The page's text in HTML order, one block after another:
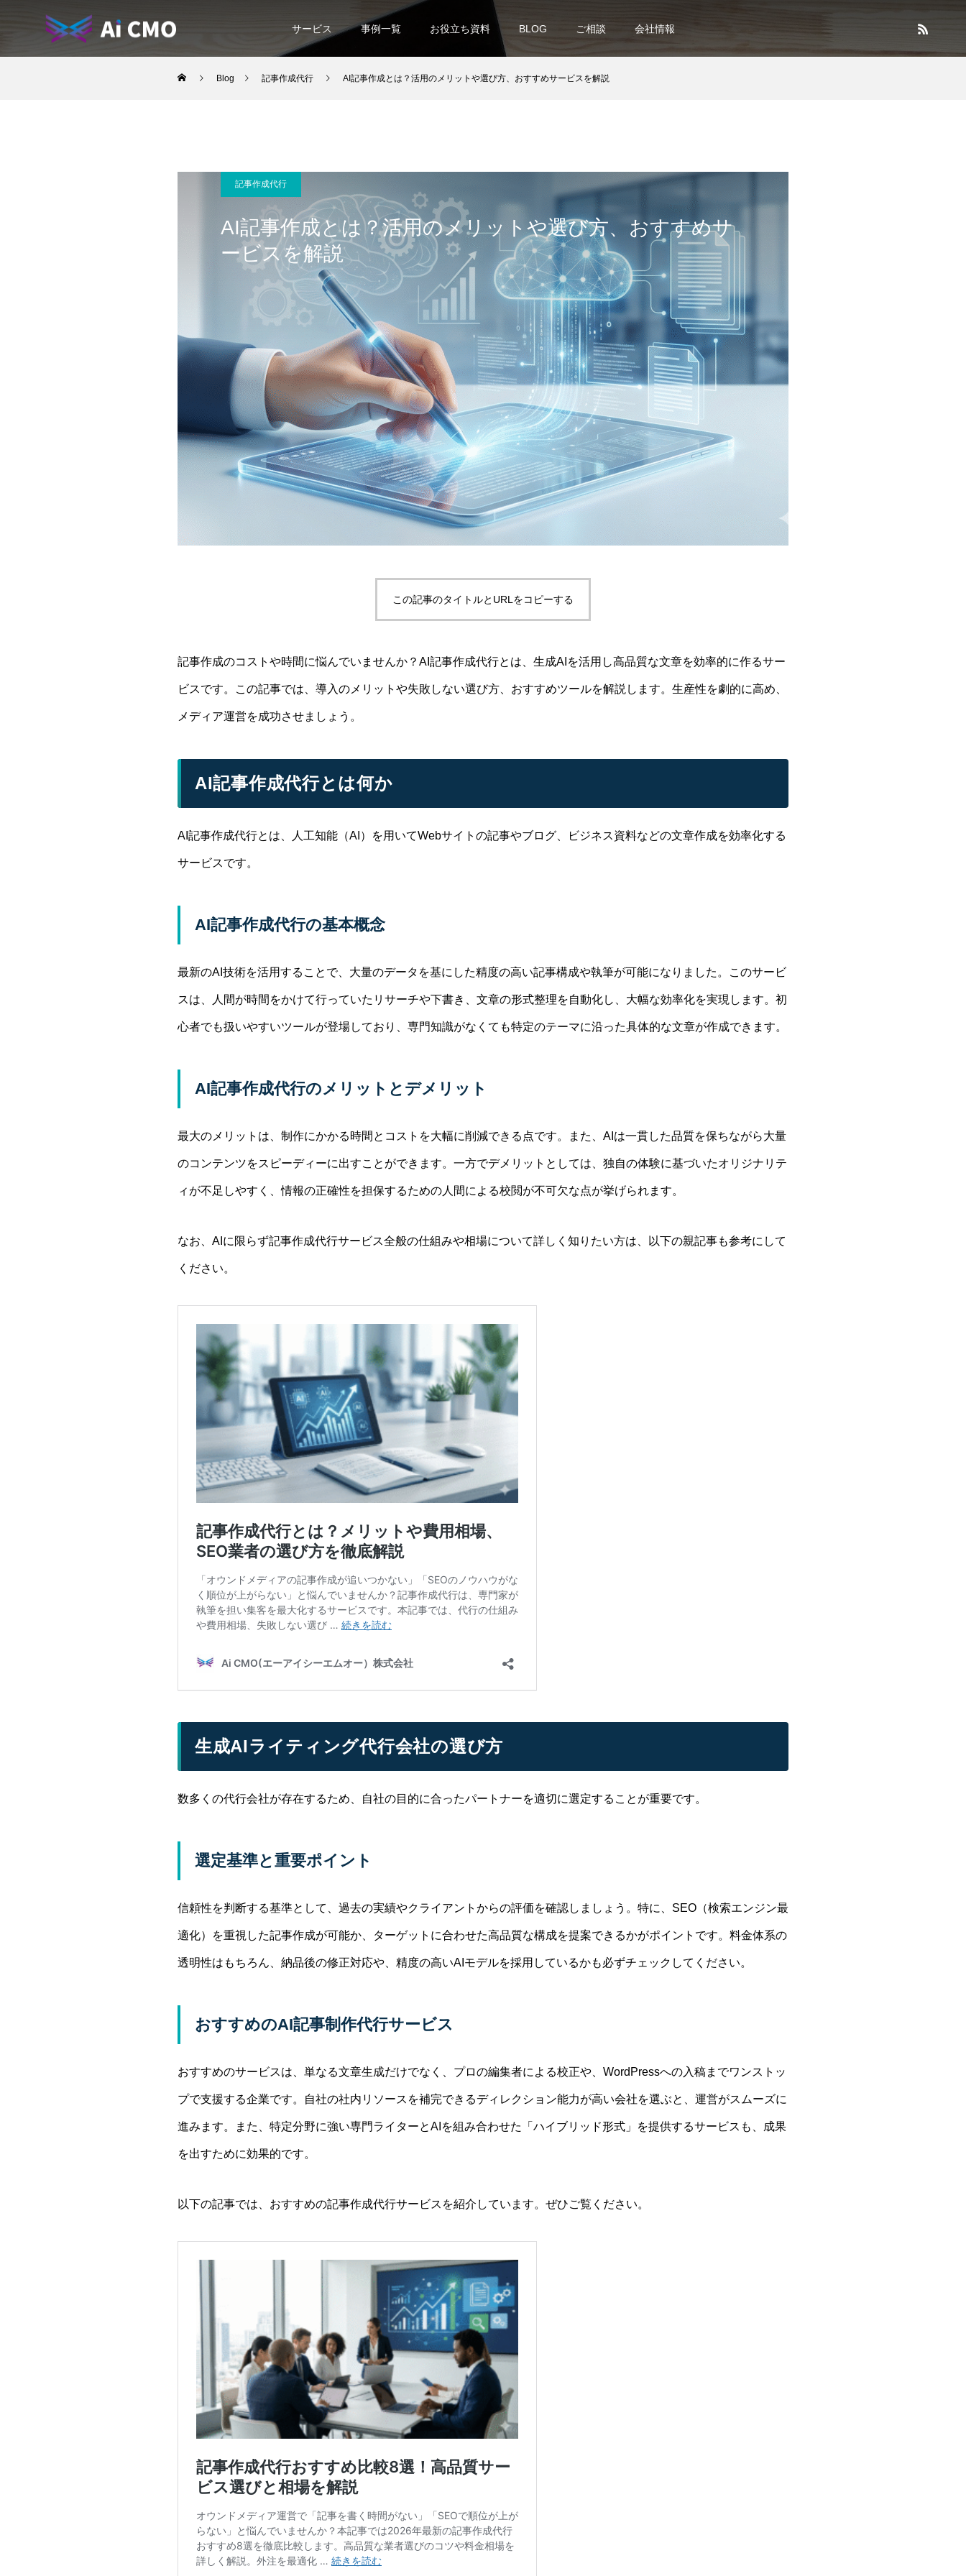
サービス 事例一覧 お役立ち資料 BLOG ご相談 会社情報
Blog 記事作成代行 AI記事作成とは？活用のメリットや選び方、おすすめサービスを解説
記事作成代行
AI記事作成とは？活用のメリットや選び方、おすすめサ
ービスを解説
この記事のタイトルとURLをコピーする
記事作成のコストや時間に悩んでいませんか？AI記事作成代行とは、生成AIを活用し高品質な文章を効率的に作るサー
ビスです。この記事では、導入のメリットや失敗しない選び方、おすすめツールを解説します。生産性を劇的に高め、
メディア運営を成功させましょう。
AI記事作成代行とは何か
AI記事作成代行とは、人工知能（AI）を用いてWebサイトの記事やブログ、ビジネス資料などの文章作成を効率化する
サービスです。
AI記事作成代行の基本概念
最新のAI技術を活用することで、大量のデータを基にした精度の高い記事構成や執筆が可能になりました。このサービ
スは、人間が時間をかけて行っていたリサーチや下書き、文章の形式整理を自動化し、大幅な効率化を実現します。初
心者でも扱いやすいツールが登場しており、専門知識がなくても特定のテーマに沿った具体的な文章が作成できます。
AI記事作成代行のメリットとデメリット
最大のメリットは、制作にかかる時間とコストを大幅に削減できる点です。また、AIは一貫した品質を保ちながら大量
のコンテンツをスピーディーに出すことができます。一方でデメリットとしては、独自の体験に基づいたオリジナリテ
ィが不足しやすく、情報の正確性を担保するための人間による校閲が不可欠な点が挙げられます。
なお、AIに限らず記事作成代行サービス全般の仕組みや相場について詳しく知りたい方は、以下の親記事も参考にして
ください。
生成AIライティング代行会社の選び方
数多くの代行会社が存在するため、自社の目的に合ったパートナーを適切に選定することが重要です。
選定基準と重要ポイント
信頼性を判断する基準として、過去の実績やクライアントからの評価を確認しましょう。特に、SEO（検索エンジン最
適化）を重視した記事作成が可能か、ターゲットに合わせた高品質な構成を提案できるかがポイントです。料金体系の
透明性はもちろん、納品後の修正対応や、精度の高いAIモデルを採用しているかも必ずチェックしてください。
おすすめのAI記事制作代行サービス
おすすめのサービスは、単なる文章生成だけでなく、プロの編集者による校正や、WordPressへの入稿までワンストッ
プで支援する企業です。自社の社内リソースを補完できるディレクション能力が高い会社を選ぶと、運営がスムーズに
進みます。また、特定分野に強い専門ライターとAIを組み合わせた「ハイブリッド形式」を提供するサービスも、成果
を出すために効果的です。
以下の記事では、おすすめの記事作成代行サービスを紹介しています。ぜひご覧ください。